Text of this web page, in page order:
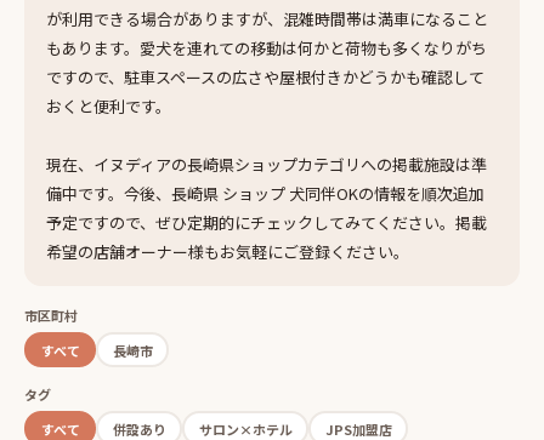
が利用できる場合がありますが、混雑時間帯は満車になること
もあります。愛犬を連れての移動は何かと荷物も多くなりがち
ですので、駐車スペースの広さや屋根付きかどうかも確認して
おくと便利です。
現在、イヌディアの長崎県ショップカテゴリへの掲載施設は準
備中です。今後、長崎県 ショップ 犬同伴OKの情報を順次追加
予定ですので、ぜひ定期的にチェックしてみてください。掲載
希望の店舗オーナー様もお気軽にご登録ください。
市区町村
すべて
長崎市
タグ
すべて
併設あり サロン×ホテル JPS加盟店